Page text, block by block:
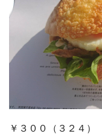
￥３００（３２４）